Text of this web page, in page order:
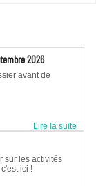
2026
avant de
Lire la suite
sur les activités
ici !